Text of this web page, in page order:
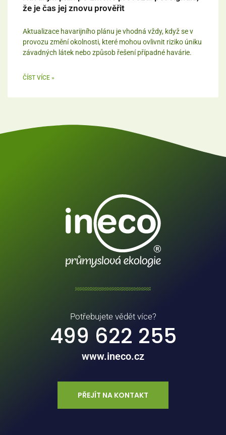
že je čas jej znovu prověřit
Aktualizace havarijního plánu je vhodná vždy, když se v
provozu změní okolnosti, které mohou ovlivnit riziko úniku
závadných látek nebo způsob řešení případné havárie.
ČÍST VÍCE »
Potřebujete vědět více?
499 622 255
www.ineco.cz
PŘEJÍT NA KONTAKT